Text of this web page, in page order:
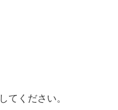
してください。